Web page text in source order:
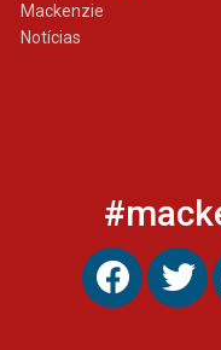
Mackenzie
Notícias